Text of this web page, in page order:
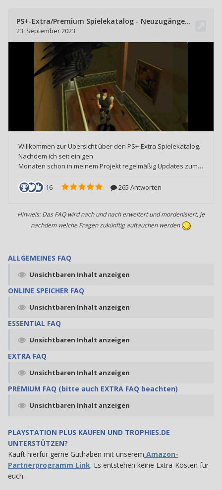
Hinweis: Das FAQ wird nach und nach erweitert und mordenisiert, je
nachdem welche Fragen zukünftig auftauchen werden
ALLGEMEINES FAQ
Unsichtbaren Inhalt anzeigen
ONLINE SPEICHER FAQ
Unsichtbaren Inhalt anzeigen
ESSENTIAL FAQ
Unsichtbaren Inhalt anzeigen
EXTRA FAQ
Unsichtbaren Inhalt anzeigen
PREMIUM FAQ (bitte auch EXTRA FAQ beachten)
Unsichtbaren Inhalt anzeigen
PLAYSTATION PLUS KAUFEN UND TROPHIES.DE
UNTERSTÜTZEN?
Kauft hierfür gerne Guthaben mit unserem Amazon-
Partnerprogramm Link. Es entstehen keine Extra-Kosten für
euch.